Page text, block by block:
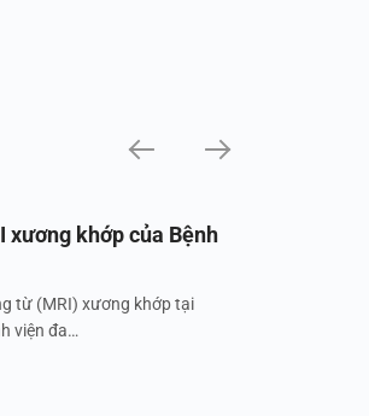
xương khớp của Bệnh
từ (MRI) xương khớp tại
viện đa…